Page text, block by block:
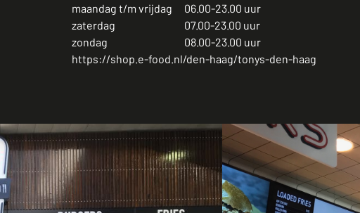
maandag t/m vrijdag
06.00-23.00 uur
zaterdag
07.00-23.00 uur
zondag
08.00-23.00 uur
https://shop.e-food.nl/den-haag/tonys-den-haag